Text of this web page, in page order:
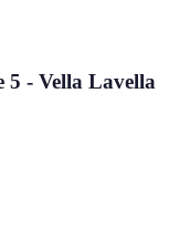
5 - Vella Lavella